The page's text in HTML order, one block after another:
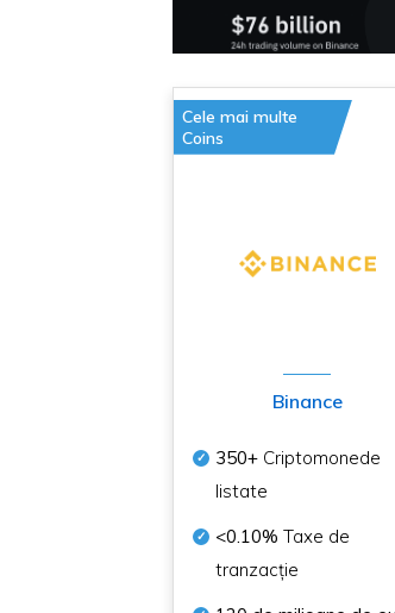
Cele mai multe
Coins
Binance
350+ Criptomonede
listate
<0.10% Taxe de
tranzacție